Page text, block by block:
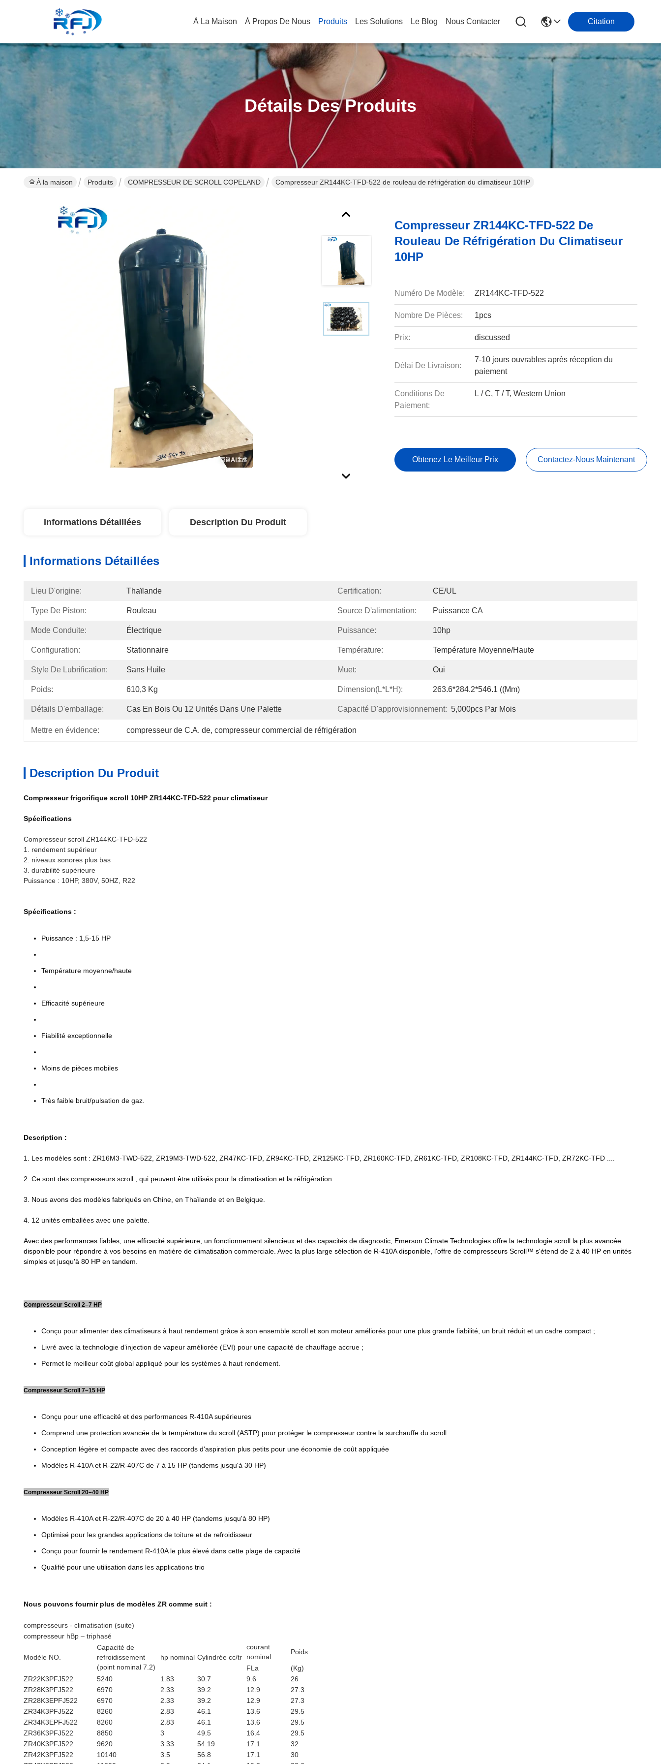
À La Maison À Propos De Nous Produits Les Solutions Le Blog Nous Contacter Citation
Détails Des Produits
À la maison Produits COMPRESSEUR DE SCROLL COPELAND Compresseur ZR144KC-TFD-522 de rouleau de réfrigération du climatiseur 10HP
Compresseur ZR144KC-TFD-522 De
Rouleau De Réfrigération Du Climatiseur
10HP
Numéro De Modèle: ZR144KC-TFD-522
Nombre De Pièces: 1pcs
Prix: discussed
Délai De Livraison:
7-10 jours ouvrables après réception du
paiement
Conditions De
Paiement:
L / C, T / T, Western Union
Obtenez Le Meilleur Prix Contactez-Nous Maintenant
Informations Détaillées Description Du Produit
Informations Détaillées
Lieu D'origine: Thaïlande Certification: CE/UL
Type De Piston: Rouleau Source D'alimentation: Puissance CA
Mode Conduite: Électrique Puissance: 10hp
Configuration: Stationnaire Température: Température Moyenne/haute
Style De Lubrification: Sans Huile Muet: Oui
Poids: 610,3 Kg Dimension(L*L*H): 263.6*284.2*546.1 ((mm)
Détails D'emballage: Cas En Bois Ou 12 Unités Dans Une Palette Capacité D'approvisionnement: 5,000pcs Par Mois
Mettre en évidence: compresseur de C.A. de, compresseur commercial de réfrigération
Description Du Produit
Compresseur frigorifique scroll 10HP ZR144KC-TFD-522 pour climatiseur
Spécifications
Compresseur scroll ZR144KC-TFD-522
1. rendement supérieur
2. niveaux sonores plus bas
3. durabilité supérieure
Puissance : 10HP, 380V, 50HZ, R22
Spécifications :
Puissance : 1,5-15 HP
Température moyenne/haute
Efficacité supérieure
Fiabilité exceptionnelle
Moins de pièces mobiles
Très faible bruit/pulsation de gaz.
Description :
1. Les modèles sont : ZR16M3-TWD-522, ZR19M3-TWD-522, ZR47KC-TFD, ZR94KC-TFD, ZR125KC-TFD, ZR160KC-TFD, ZR61KC-TFD, ZR108KC-TFD, ZR144KC-TFD, ZR72KC-TFD ....
2. Ce sont des compresseurs scroll , qui peuvent être utilisés pour la climatisation et la réfrigération.
3. Nous avons des modèles fabriqués en Chine, en Thaïlande et en Belgique.
4. 12 unités emballées avec une palette.
Avec des performances fiables, une efficacité supérieure, un fonctionnement silencieux et des capacités de diagnostic, Emerson Climate Technologies offre la technologie scroll la plus avancée
disponible pour répondre à vos besoins en matière de climatisation commerciale. Avec la plus large sélection de R-410A disponible, l'offre de compresseurs Scroll™ s'étend de 2 à 40 HP en unités
simples et jusqu'à 80 HP en tandem.
Compresseur Scroll 2–7 HP
Conçu pour alimenter des climatiseurs à haut rendement grâce à son ensemble scroll et son moteur améliorés pour une plus grande fiabilité, un bruit réduit et un cadre compact ;
Livré avec la technologie d'injection de vapeur améliorée (EVI) pour une capacité de chauffage accrue ;
Permet le meilleur coût global appliqué pour les systèmes à haut rendement.
Compresseur Scroll 7–15 HP
Conçu pour une efficacité et des performances R-410A supérieures
Comprend une protection avancée de la température du scroll (ASTP) pour protéger le compresseur contre la surchauffe du scroll
Conception légère et compacte avec des raccords d'aspiration plus petits pour une économie de coût appliquée
Modèles R-410A et R-22/R-407C de 7 à 15 HP (tandems jusqu'à 30 HP)
Compresseur Scroll 20–40 HP
Modèles R-410A et R-22/R-407C de 20 à 40 HP (tandems jusqu'à 80 HP)
Optimisé pour les grandes applications de toiture et de refroidisseur
Conçu pour fournir le rendement R-410A le plus élevé dans cette plage de capacité
Qualifié pour une utilisation dans les applications trio
Nous pouvons fournir plus de modèles ZR comme suit :
compresseurs - climatisation (suite)
compresseur hBp – triphasé
Modèle NO.
Capacité de
refroidissement
(point nominal 7.2)
hp nominal Cylindrée cc/tr
courant
nominal
Poids
FLa
(Kg)
ZR22K3PFJ522
5240 1.83 30.7 9.6
26
ZR28K3PFJ522
6970 2.33 39.2 12.9
27.3
ZR28K3EPFJ522
6970 2.33 39.2 12.9
27.3
ZR34K3PFJ522
8260 2.83 46.1 13.6
29.5
ZR34K3EPFJ522
8260 2.83 46.1 13.6
29.5
ZR36K3PFJ522
8850 3 49.5 16.4
29.5
ZR40K3PFJ522
9620 3.33 54.19 17.1
32
ZR42K3PFJ522
10140 3.5 56.8 17.1
30